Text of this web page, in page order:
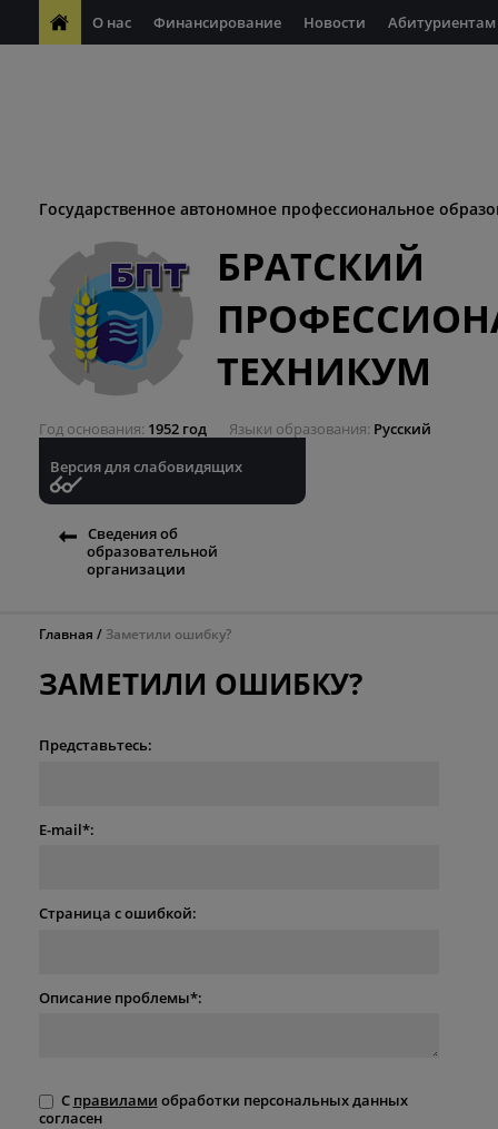
О нас Финансирование Новости Абитуриентам
Государственное автономное профессиональное
БРАТСКИЙ
ТЕХНИКУМ
Год основания 1952 год Языки образования Русский
Версия для слабовидящих
Сведения об
образовательной
организации
Главная Заметили ошибку?
ЗАМЕТИЛИ ОШИБКУ?
Представьтесь:
E-mail*:
Страница с ошибкой:
Описание проблемы*:
С правилами обработки персональных данных
согласен